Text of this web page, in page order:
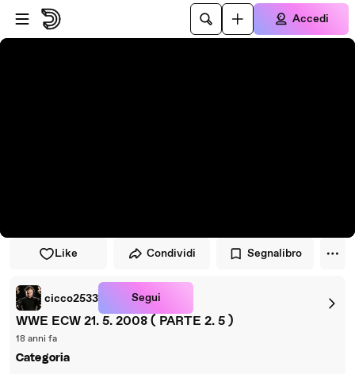
Vai al lettore
Passa al contenuto principale
Accedi
Like Condividi Segnalibro
cicco2533 Segui
WWE ECW 21. 5. 2008 ( PARTE 2. 5 )
18 anni fa
Categoria